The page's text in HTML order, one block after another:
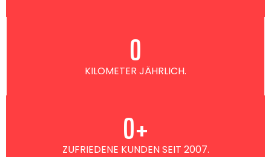
KILOMETER JÄHRLICH.
0
ZUFRIEDENE KUNDEN SEIT 2007.
0+